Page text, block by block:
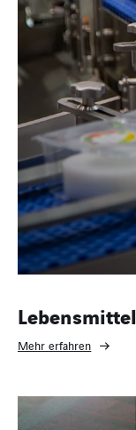
Lebensmittel
Mehr erfahren